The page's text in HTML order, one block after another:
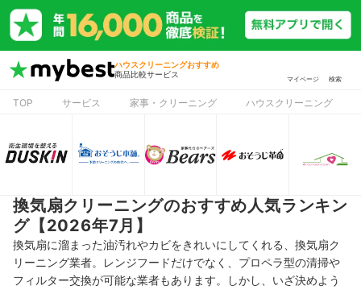
ハウスクリーニングおすすめ
商品比較サービス
マイページ 検索
TOP サービス 家事・クリーニング ハウスクリーニング
換気扇クリーニングのおすすめ人気ランキン
グ【2026年7月】
換気扇に溜まった油汚れやカビをきれいにしてくれる、換気扇ク
リーニング業者。レンジフードだけでなく、プロペラ型の清掃や
フィルター交換が可能な業者もあります。しかし、いざ決めよう